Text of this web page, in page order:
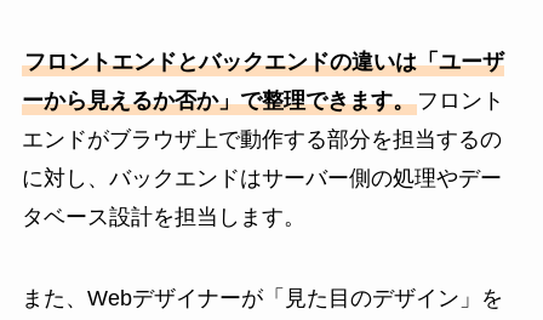
フロントエンドとバックエンドの違いは「ユーザ
ーから見えるか否か」で整理できます。フロント
エンドがブラウザ上で動作する部分を担当するの
に対し、バックエンドはサーバー側の処理やデー
タベース設計を担当します。
また、Webデザイナーが「見た目のデザイン」を